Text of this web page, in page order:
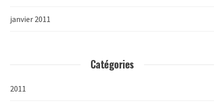
janvier 2011
Catégories
2011